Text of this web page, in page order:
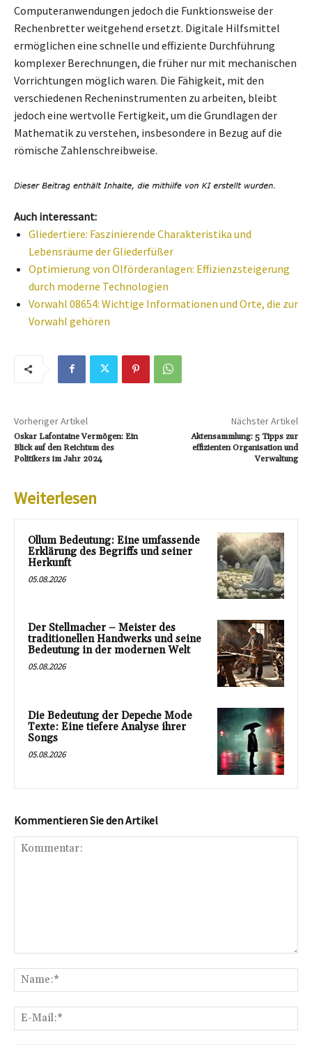
Computeranwendungen jedoch die Funktionsweise der
Rechenbretter weitgehend ersetzt. Digitale Hilfsmittel
ermöglichen eine schnelle und effiziente Durchführung
komplexer Berechnungen, die früher nur mit mechanischen
Vorrichtungen möglich waren. Die Fähigkeit, mit den
verschiedenen Recheninstrumenten zu arbeiten, bleibt
jedoch eine wertvolle Fertigkeit, um die Grundlagen der
Mathematik zu verstehen, insbesondere in Bezug auf die
römische Zahlenschreibweise.
Auch interessant:
Gliedertiere: Faszinierende Charakteristika und
Lebensräume der Gliederfüßer
Optimierung von Ölförderanlagen: Effizienzsteigerung
durch moderne Technologien
Vorwahl 08654: Wichtige Informationen und Orte, die zur
Vorwahl gehören
Vorheriger Artikel
Oskar Lafontaine Vermögen: Ein
Blick auf den Reichtum des
Politikers im Jahr 2024
Nächster Artikel
Aktensammlung: 5 Tipps zur
effizienten Organisation und
Verwaltung
Weiterlesen
Ollum Bedeutung: Eine umfassende
Erklärung des Begriffs und seiner
Herkunft
05.08.2026
Der Stellmacher – Meister des
traditionellen Handwerks und seine
Bedeutung in der modernen Welt
05.08.2026
Die Bedeutung der Depeche Mode
Texte: Eine tiefere Analyse ihrer
Songs
05.08.2026
Kommentieren Sie den Artikel